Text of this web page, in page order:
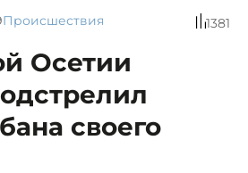
Происшествия 1381
Осетии
своего